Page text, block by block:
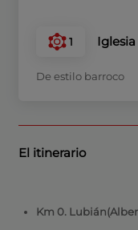
1
De estilo barroco
El itinerario
Km 0. Lubián